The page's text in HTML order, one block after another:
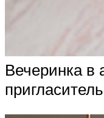
Вечеринка в